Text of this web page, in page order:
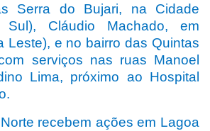
Serra do Bujari, na Cidade
Sul), Cláudio Machado, em
Leste), e no bairro das Quintas
serviços nas ruas Manoel
Lima, próximo ao Hospital
recebem ações em Lagoa